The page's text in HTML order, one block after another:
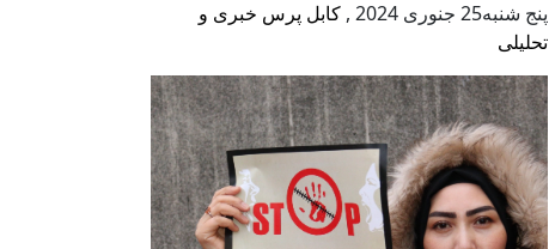
پنج شنبه25 جنوری 2024 , کابل پرس خبری و
تحلیلی